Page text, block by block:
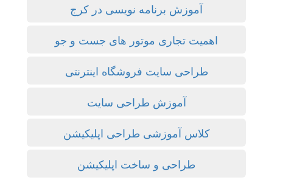
آموزش برنامه نویسی در کرج
اهمیت تجاری موتور های جست و جو
طراحی سایت فروشگاه اینترنتی
آموزش طراحی سایت
کلاس آموزشی طراحی اپلیکیشن
طراحی و ساخت اپلیکیشن